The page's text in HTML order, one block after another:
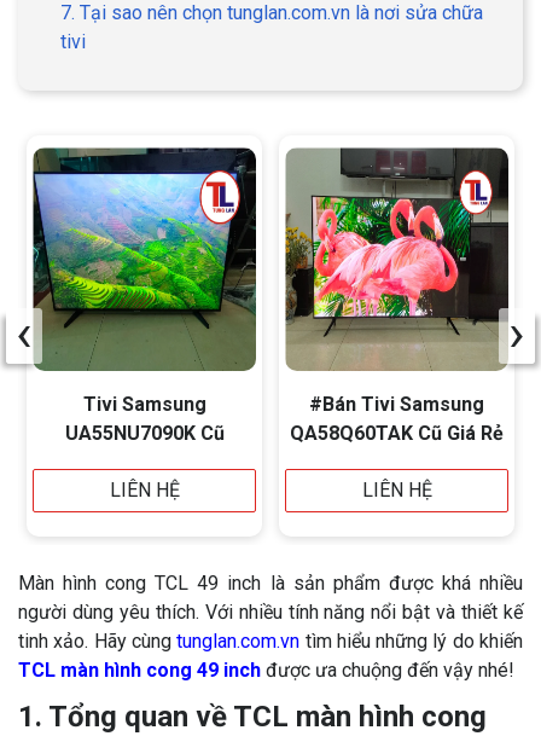
7. Tại sao nên chọn tunglan.com.vn là nơi sửa chữa
tivi
Tivi Samsung
UA55NU7090K Cũ
LIÊN HỆ
#Bán Tivi Samsung
QA58Q60TAK Cũ Giá Rẻ
LIÊN HỆ
‹ ›
Màn hình cong TCL 49 inch là sản phẩm được khá nhiều
người dùng yêu thích. Với nhiều tính năng nổi bật và thiết kế
tinh xảo. Hãy cùngtunglan.com.vn tìm hiểu những lý do khiến
TCL màn hình cong 49 inch được ưa chuộng đến vậy nhé!
1. Tổng quan về TCL màn hình cong